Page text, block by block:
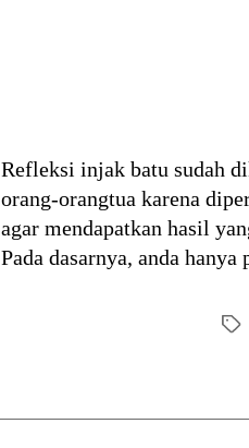
Refleksi injak batu sudah
orang-orangtua karena
agar mendapatkan hasil
Pada dasarnya, anda
Tags